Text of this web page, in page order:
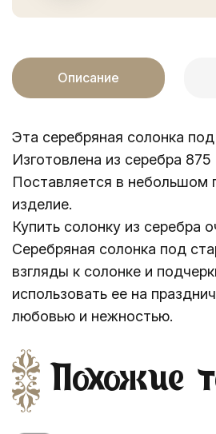
Описание
Эта серебряная солонка
Изготовлена из серебра
Поставляется в небольшом
изделие.
Купить солонку из
Серебряная солонка под
взгляды к солонке и
использовать ее на
любовью и нежностью.
Похожие